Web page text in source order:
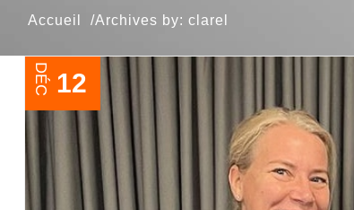
Archives by: clarel
12
DÉC